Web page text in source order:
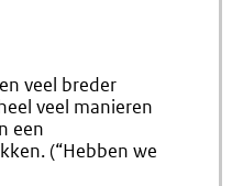
veel breder
veel manieren
een
(“Hebben we